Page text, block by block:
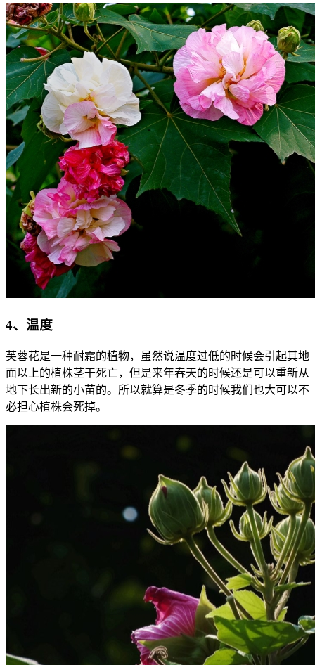
4、温度
芙蓉花是一种耐霜的植物，虽然说温度过低的时候会引起其地
面以上的植株茎干死亡，但是来年春天的时候还是可以重新从
地下长出新的小苗的。所以就算是冬季的时候我们也大可以不
必担心植株会死掉。